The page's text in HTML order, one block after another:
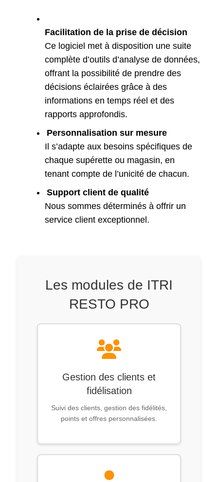
Facilitation de la prise de décision
Ce logiciel met à disposition une suite
complète d’outils d’analyse de données,
offrant la possibilité de prendre des
décisions éclairées grâce à des
informations en temps réel et des
rapports approfondis.
Personnalisation sur mesure
Il s’adapte aux besoins spécifiques de
chaque supérette ou magasin, en
tenant compte de l’unicité de chacun.
Support client de qualité
Nous sommes déterminés à offrir un
service client exceptionnel.
Les modules de ITRI
RESTO PRO
Gestion des clients et
fidélisation
Suivi des clients, gestion des fidélités,
points et offres personnalisées.